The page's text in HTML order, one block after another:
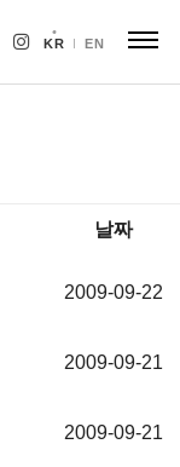
KR EN
날짜
2009-09-22
2009-09-21
2009-09-21